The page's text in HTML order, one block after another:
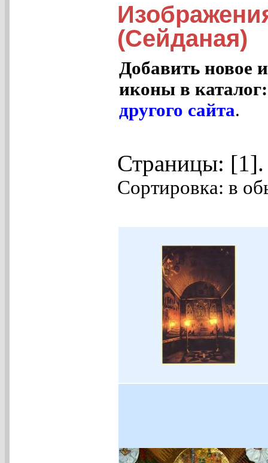
(Сейданая)
Добавить новое
иконы в
другого сайта.
Страницы:
Сортировка: в